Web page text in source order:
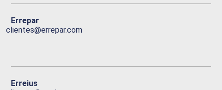
Errepar
clientes@errepar.com
Erreius